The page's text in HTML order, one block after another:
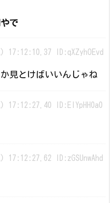
で
17:12:10.37 ID:qXZyhOEvd
見とけばいいんじゃね
17:12:27.40 ID:EIYpHH0a0
17:12:27.62 ID:zGSUnwAhd